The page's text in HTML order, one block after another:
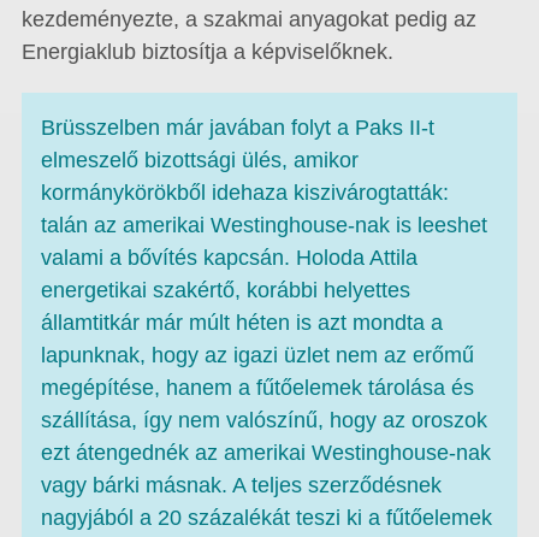
kezdeményezte, a szakmai anyagokat pedig az
Energiaklub biztosítja a képviselőknek.
Brüsszelben már javában folyt a Paks II-t
elmeszelő bizottsági ülés, amikor
kormánykörökből idehaza kiszivárogtatták:
talán az amerikai Westinghouse-nak is leeshet
valami a bővítés kapcsán. Holoda Attila
energetikai szakértő, korábbi helyettes
államtitkár már múlt héten is azt mondta a
lapunknak, hogy az igazi üzlet nem az erőmű
megépítése, hanem a fűtőelemek tárolása és
szállítása, így nem valószínű, hogy az oroszok
ezt átengednék az amerikai Westinghouse-nak
vagy bárki másnak. A teljes szerződésnek
nagyjából a 20 százalékát teszi ki a fűtőelemek